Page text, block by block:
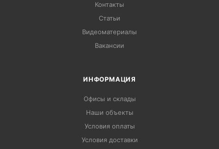
Контакты
Статьи
Видеоматериалы
Вакансии
ИНФОРМАЦИЯ
Офисы и склады
Наши объекты
Условия оплаты
Условия доставки